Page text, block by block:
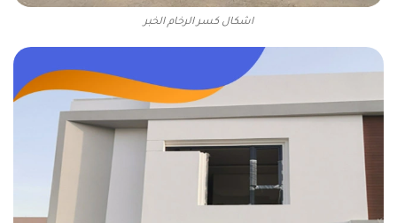
اشكال كسر الرخام الخبر